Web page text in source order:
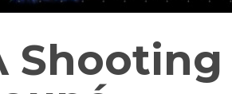
Shooting